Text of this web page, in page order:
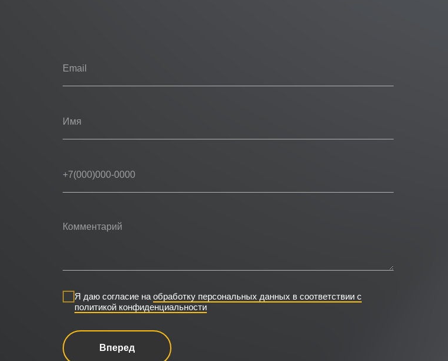
Я даю согласие на обработку персональных данных в соответствии с
политикой конфиденциальности
Вперед